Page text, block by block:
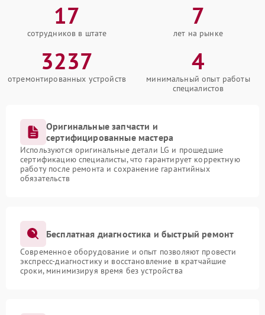
17
сотрудников в штате
7
лет на рынке
3237
отремонтированных устройств
4
минимальный опыт работы
специалистов
Оригинальные запчасти и
сертифицированные мастера
Используются оригинальные детали LG и прошедшие
сертификацию специалисты, что гарантирует корректную
работу после ремонта и сохранение гарантийных
обязательств
Бесплатная диагностика и быстрый ремонт
Современное оборудование и опыт позволяют провести
экспресс-диагностику и восстановление в кратчайшие
сроки, минимизируя время без устройства